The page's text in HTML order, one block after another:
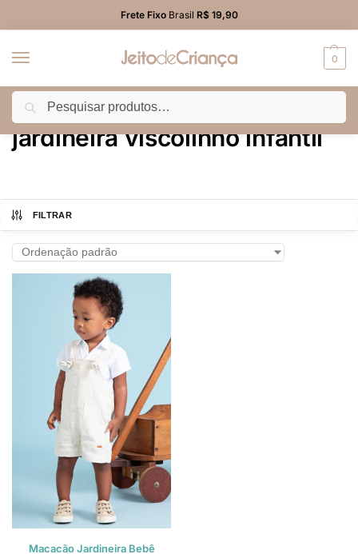
Frete FixoBrasil R$ 19,90
0
Início Produtos marcados com a tag “jardineira viscolinho infantil”
jardineira viscolinho infantil
FILTRAR
Macacão Jardineira Bebê